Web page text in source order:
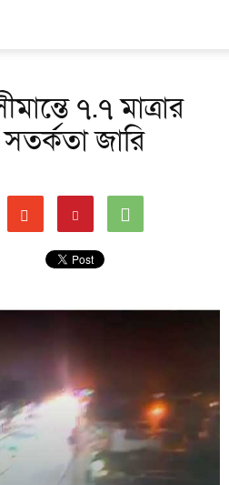
৭.৭ মাত্রার
জারি